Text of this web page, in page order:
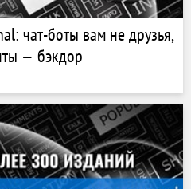
чат-боты вам не друзья,
— бэкдор